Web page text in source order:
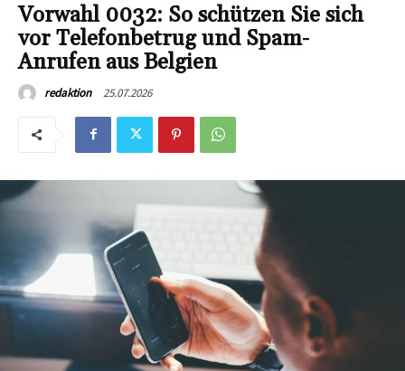
Vorwahl 0032: So schützen Sie sich
vor Telefonbetrug und Spam-
Anrufen aus Belgien
redaktion 25.07.2026